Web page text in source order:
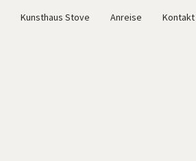
Kunsthaus Stove Anreise Kontakt